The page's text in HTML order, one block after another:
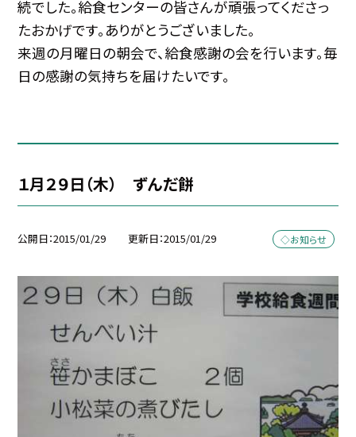
続でした。給食センターの皆さんが頑張ってくださっ
たおかげです。ありがとうございました。
来週の月曜日の朝会で、給食感謝の会を行います。毎
日の感謝の気持ちを届けたいです。
１月２９日（木） ずんだ餅
公開日 2015/01/29 更新日 2015/01/29 ◇お知らせ